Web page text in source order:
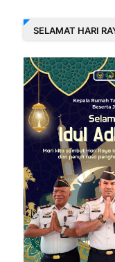
SELAMAT HARI